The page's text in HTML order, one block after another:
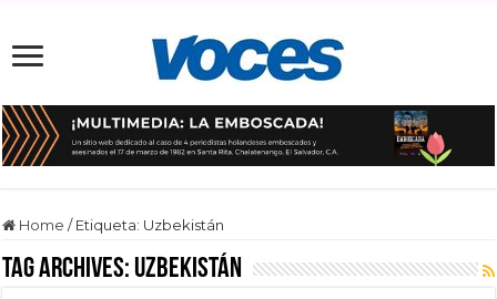
Home / Etiqueta: Uzbekistán
Tag Archives: Uzbekistán